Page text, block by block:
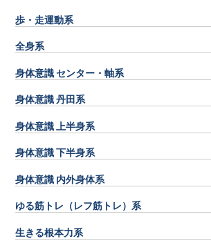
歩・走運動系
全身系
身体意識 センター・軸系
身体意識 丹田系
身体意識 上半身系
身体意識 下半身系
身体意識 内外身体系
ゆる筋トレ（レフ筋トレ）系
生きる根本力系